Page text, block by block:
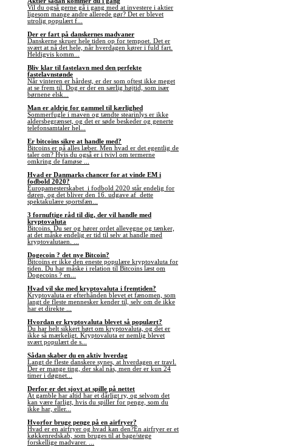
Vil du også gerne gå i gang med at investere i aktier
ligesom mange andre allerede gør? Det er blevet
utrolig populært f...
Der er fart på danskernes madvaner
Danskerne skruer hele tiden op for tempoet. Det er
svært at nå det hele, når hverdagen kører i fuld fart.
Heldigvis komm...
Bliv klar til fastelavn med den perfekte
fastelavnstønde
Når vinteren er hårdest, er der som oftest ikke meget
at se frem til. Dog er der en særlig højtid, som især
børnene elsk...
Man er aldrig for gammel til kærlighed
Sommerfugle i maven og tændte stearinlys er ikke
aldersbegrænset, og det er søde beskeder og generte
telefonsamtaler hel...
Er bitcoins sikre at handle med?
Bitcoins er på alles læber. Men hvad er det egentlig de
taler om? Hvis du også er i tvivl om termerne
omkring de famøse ...
Hvad er Danmarks chancer for at vinde EM i
fodbold 2020?
Europamesterskabet i fodbold 2020 står endelig for
døren, og det bliver den 16. udgave af dette
spektakulære sportsfæn...
3 fornuftige råd til dig, der vil handle med
kryptovaluta
Bitcoins. Du ser og hører ordet allevegne og tænker,
at det måske endelig er tid til selv at handle med
kryptovalutaen. ...
Dogecoin ? det nye Bitcoin?
Bitcoins er ikke den eneste populære kryptovaluta for
tiden. Du har måske i relation til Bitcoins læst om
Dogecoins ? en...
Hvad vil ske med kryptovaluta i fremtiden?
Kryptovaluta er efterhånden blevet et fænomen, som
langt de fleste mennesker kender til, selv om de ikke
har et direkte ...
Hvordan er kryptovaluta blevet så populært?
Du har helt sikkert hørt om kryptovaluta, og det er
ikke så mærkeligt. Kryptovaluta er nemlig blevet
svært populært de s...
Sådan skaber du en aktiv hverdag
Langt de fleste danskere synes, at hverdagen er travl.
Der er mange ting, der skal nås, men der er kun 24
timer i døgnet...
Derfor er det sjovt at spille på nettet
At gamble har altid har et dårligt ry, og selvom det
kan være farligt, hvis du spiller for penge, som du
ikke har, eller...
Hvorfor bruge penge på en airfryer?
Hvad er en airfryer og hvad kan den?En airfryer er et
køkkenredskab, som bruges til at bage/stege
forskellige madvarer. ...